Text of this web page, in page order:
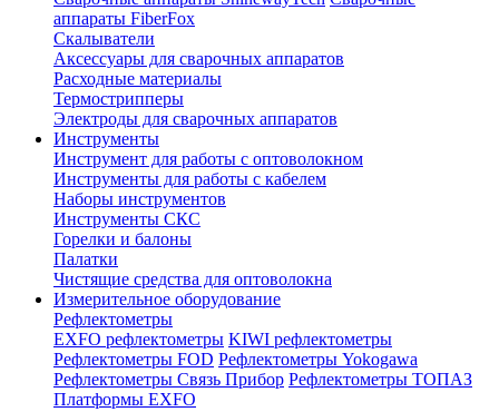
аппараты FiberFox
Скалыватели
Аксессуары для сварочных аппаратов
Расходные материалы
Термострипперы
Электроды для сварочных аппаратов
Инструменты
Инструмент для работы с оптоволокном
Инструменты для работы с кабелем
Наборы инструментов
Инструменты СКС
Горелки и балоны
Палатки
Чистящие средства для оптоволокна
Измерительное оборудование
Рефлектометры
EXFO рефлектометры KIWI рефлектометры
Рефлектометры FOD Рефлектометры Yokogawa
Рефлектометры Связь Прибор Рефлектометры ТОПАЗ
Платформы EXFO